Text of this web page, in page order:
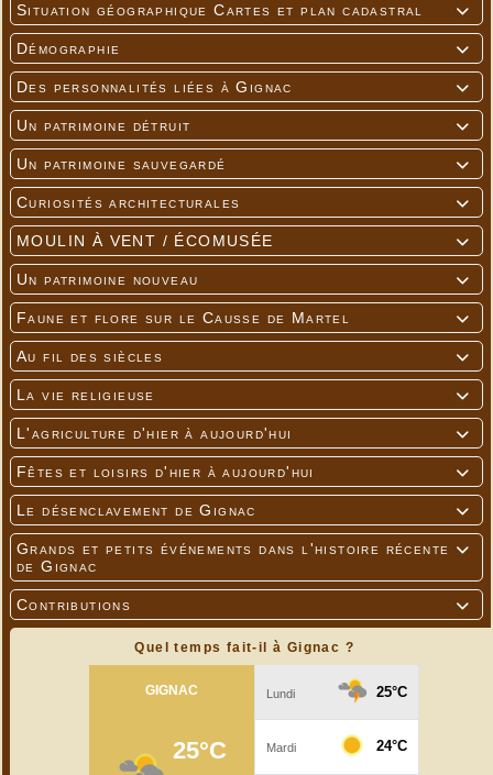

Situation géographique Cartes et plan cadastral

Démographie

Des personnalités liées à Gignac

Un patrimoine détruit

Un patrimoine sauvegardé

Curiosités architecturales

MOULIN À VENT / ÉCOMUSÉE

Un patrimoine nouveau

Faune et flore sur le Causse de Martel

Au fil des siècles

La vie religieuse

L'agriculture d'hier à aujourd'hui

Fêtes et loisirs d'hier à aujourd'hui

Le désenclavement de Gignac

Grands et petits événements dans l'histoire récente
de Gignac

Contributions
Quel temps fait-il à Gignac ?